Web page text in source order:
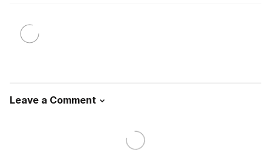
Leave a Comment